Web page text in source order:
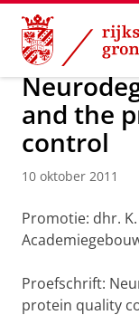
Skip
Content
Skip
Navigation
Over ons Actueel
and the
control
10 oktober 2011
Promotie: dhr.
Proefschrift:
protein quality